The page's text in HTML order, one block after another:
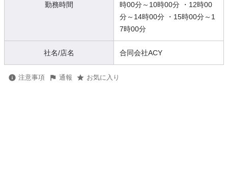
勤務時間
時00分～10時00分 ・12時00
分～14時00分 ・15時00分～1
7時00分
社名/店名 合同会社ACY
注意事項 通報 お気に入り